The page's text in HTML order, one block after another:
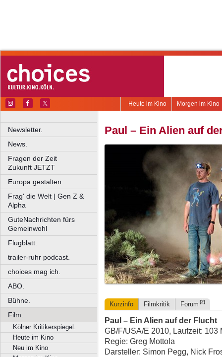
Morgen im Kino
Heute im Kino
Newsletter.
News.
Fragen der Zeit
Zukunft JETZT
Europa gestalten
Frag' die Welt | Gen Z &
Alpha
GuteNachrichten fürs
Gemeinwohl
Flugblatt.
trailer-ruhr podcast.
choices mag ich.
ABO.
Bühne.
Film.
Kölner Kritikerspiegel.
Heute im Kino
Neu im Kino
Paul – Ein Alien auf
Kurzinfo Filmkritik Forum (2)
Paul – Ein Alien auf der Flucht
GB/F/USA/E 2010, Laufzeit: 103
Regie: Greg Mottola
Darsteller: Simon Pegg, Nick